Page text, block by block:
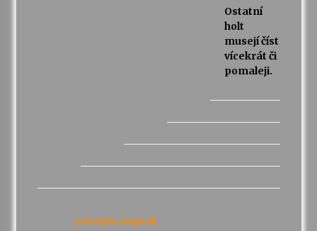
Ostatní
holt
musejí číst
vícekrát či
pomaleji.
Anonym napsal: